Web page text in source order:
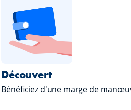
Découvert
Bénéficiez d'une marge de